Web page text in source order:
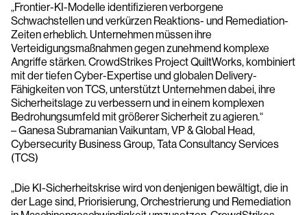
„Frontier-KI-Modelle identifizieren verborgene
Schwachstellen und verkürzen Reaktions- und Remediation-
Zeiten erheblich. Unternehmen müssen ihre
Verteidigungsmaßnahmen gegen zunehmend komplexe
Angriffe stärken. CrowdStrikes Project QuiltWorks, kombiniert
mit der tiefen Cyber-Expertise und globalen Delivery-
Fähigkeiten von TCS, unterstützt Unternehmen dabei, ihre
Sicherheitslage zu verbessern und in einem komplexen
Bedrohungsumfeld mit größerer Sicherheit zu agieren.“
– Ganesa Subramanian Vaikuntam, VP & Global Head,
Cybersecurity Business Group, Tata Consultancy Services
(TCS)
„Die KI-Sicherheitskrise wird von denjenigen bewältigt, die in
der Lage sind, Priorisierung, Orchestrierung und Remediation